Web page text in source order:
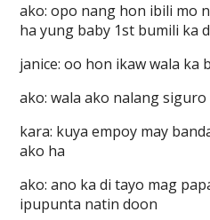
ako: opo nang hon ibili mo
ha yung baby 1st bumili ka
janice: oo hon ikaw wala ka
ako: wala ako nalang
kara: kuya empoy may
ako ha
ako: ano ka di tayo mag
ipupunta natin doon